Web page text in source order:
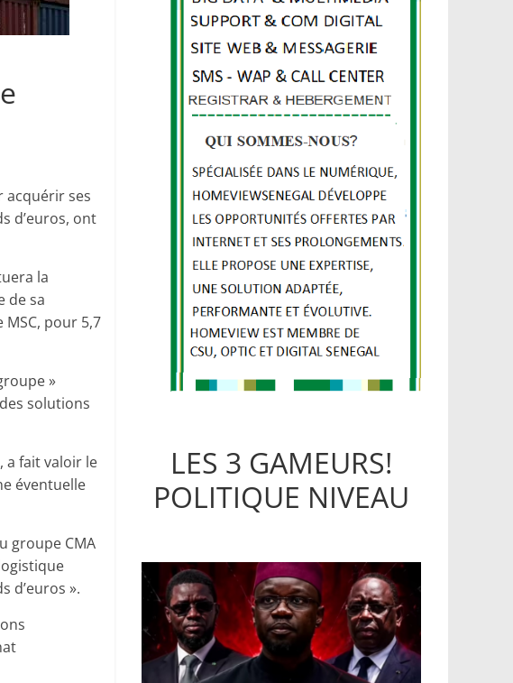
acquérir ses
d’euros, ont
la
de sa
pour 5,7
»
solutions
a fait valoir le
éventuelle
groupe CMA
d’euros ».
LES 3 GAMEURS!
POLITIQUE NIVEAU